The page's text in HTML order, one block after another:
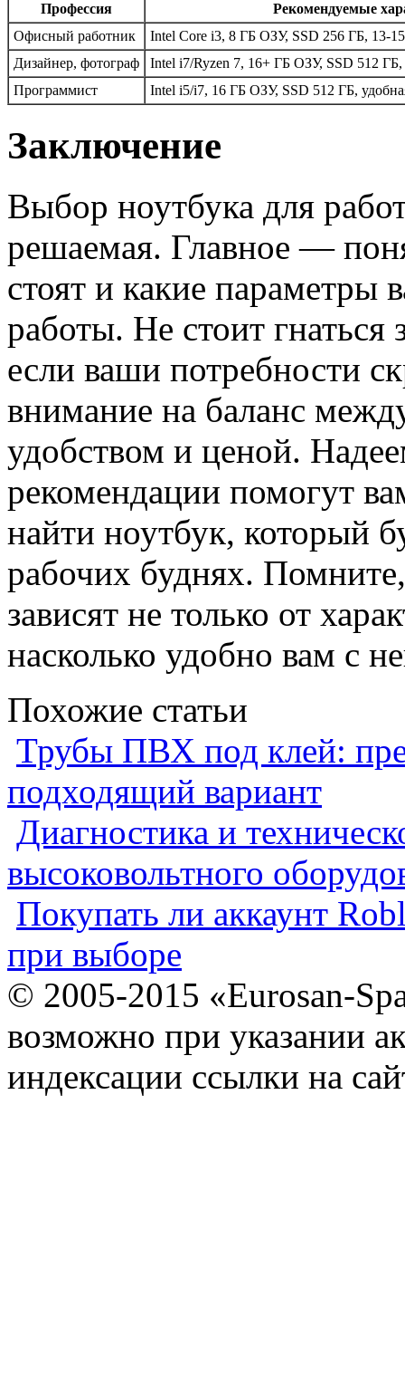
Профессия
Рекомендуемые
Офисный работник
Intel Core i3, 8 ГБ ОЗУ, SSD 256 ГБ, 13-
Дизайнер, фотограф
Intel i7/Ryzen 7, 16+ ГБ ОЗУ, SSD 512 ГБ,
Программист
Intel i5/i7, 16 ГБ ОЗУ, SSD 512 ГБ,
Заключение
Выбор ноутбука для
решаемая. Главное —
стоят и какие параметры
работы. Не стоит
если ваши потребности
внимание на баланс
удобством и ценой.
рекомендации помогут
найти ноутбук, который
рабочих буднях.
зависят не только от
насколько удобно вам с
Похожие статьи
Трубы ПВХ под клей:
подходящий вариант
Диагностика и
высоковольтного
Покупать ли аккаунт
при выборе
© 2005-2015 «Eurosan-
возможно при указании
индексации ссылки на